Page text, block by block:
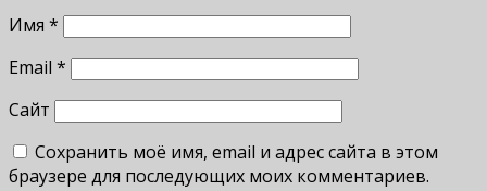
Имя *
Email *
Сайт
Сохранить моё имя, email и адрес сайта в этом
браузере для последующих моих комментариев.